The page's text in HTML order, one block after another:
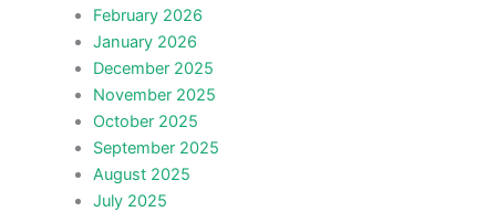
February 2026
January 2026
December 2025
November 2025
October 2025
September 2025
August 2025
July 2025